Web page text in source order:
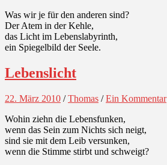
Was wir je für den anderen sind?
Der Atem in der Kehle,
das Licht im Lebenslabyrinth,
ein Spiegelbild der Seele.
Lebenslicht
22. März 2010 /Thomas /Ein Kommentar
Wohin ziehn die Lebensfunken,
wenn das Sein zum Nichts sich neigt,
sind sie mit dem Leib versunken,
wenn die Stimme stirbt und schweigt?